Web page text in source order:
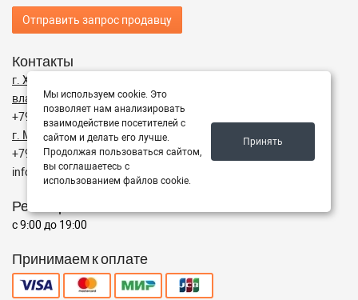
Отправить запрос продавцу
Контакты
г. Химки, ул. микрорайон Подрезково, квартал Кирилловка,
владение 2, строение1, павильон 53.
+79260119676
г. Мытищи, ул. Ярославское шоссе, д.114, павильон 24.
+79263109575
info@bigfura.ru
Режим работы
с 9:00 до 19:00
Принимаем к оплате
Мы используем cookie. Это
позволяет нам анализировать
взаимодействие посетителей с
сайтом и делать его лучше.
Продолжая пользоваться сайтом,
вы соглашаетесь с
использованием файлов cookie.
Принять